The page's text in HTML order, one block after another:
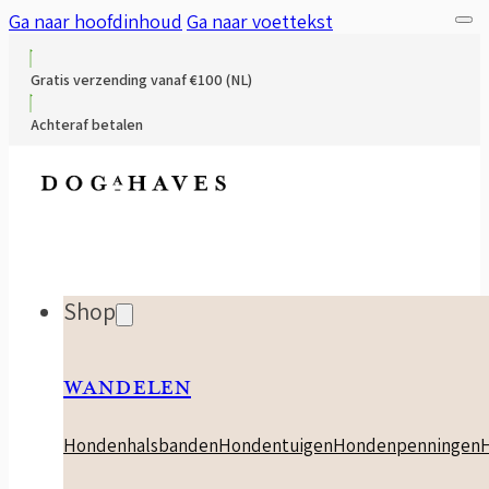
Ga naar hoofdinhoud Ga naar voettekst
Gratis verzending vanaf €100 (NL)
Achteraf betalen
Shop
WANDELEN
HondenhalsbandenHondentuigenHondenpenningen